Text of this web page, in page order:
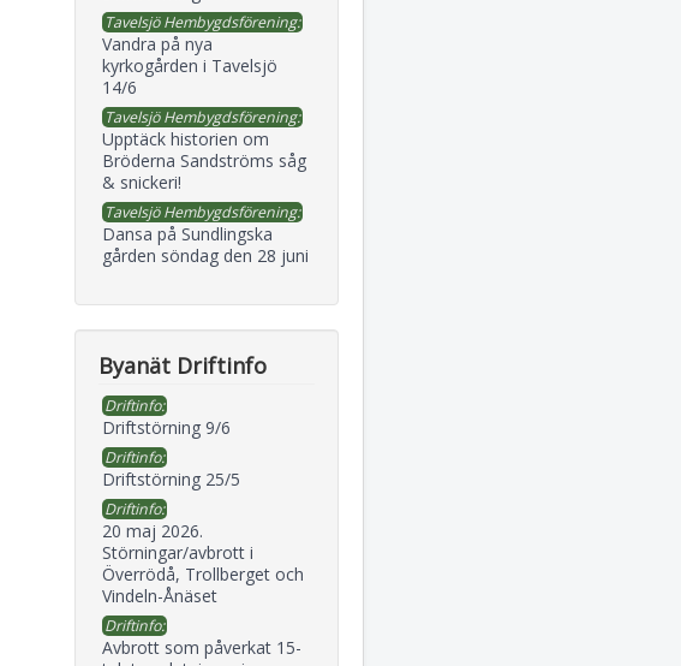
Tavelsjö Hembygdsförening:
Vandra på nya
kyrkogården i Tavelsjö
14/6
Tavelsjö Hembygdsförening:
Upptäck historien om
Bröderna Sandströms såg
& snickeri!
Tavelsjö Hembygdsförening:
Dansa på Sundlingska
gården söndag den 28 juni
Byanät Driftinfo
Driftinfo:
Driftstörning 9/6
Driftinfo:
Driftstörning 25/5
Driftinfo:
20 maj 2026.
Störningar/avbrott i
Överrödå, Trollberget och
Vindeln-Ånäset
Driftinfo:
Avbrott som påverkat 15-